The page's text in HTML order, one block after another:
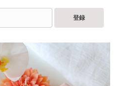
登録